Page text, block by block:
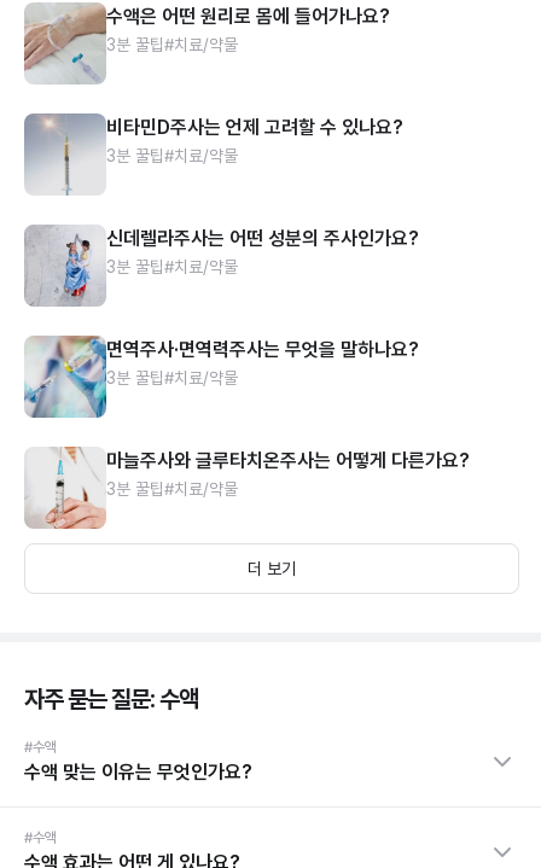
수액은 어떤 원리로 몸에 들어가나요?
3분 꿀팁#치료/약물
비타민D주사는 언제 고려할 수 있나요?
3분 꿀팁#치료/약물
신데렐라주사는 어떤 성분의 주사인가요?
3분 꿀팁#치료/약물
면역주사·면역력주사는 무엇을 말하나요?
3분 꿀팁#치료/약물
마늘주사와 글루타치온주사는 어떻게 다른가요?
3분 꿀팁#치료/약물
더 보기
자주 묻는 질문: 수액
#수액
수액 맞는 이유는 무엇인가요?
#수액
수액 효과는 어떤 게 있나요?